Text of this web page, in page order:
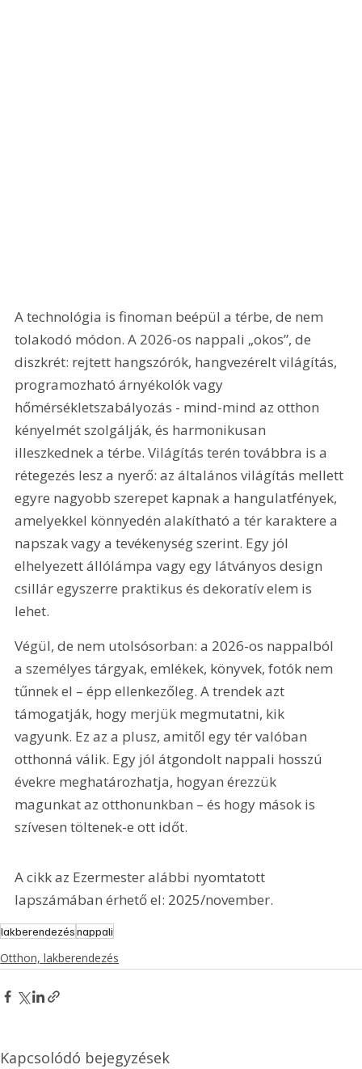
A technológia is finoman beépül a térbe, de nem
tolakodó módon. A 2026-os nappali „okos”, de
diszkrét: rejtett hangszórók, hangvezérelt világítás,
programozható árnyékolók vagy
hőmérsékletszabályozás - mind-mind az otthon
kényelmét szolgálják, és harmonikusan
illeszkednek a térbe. Világítás terén továbbra is a
rétegezés lesz a nyerő: az általános világítás mellett
egyre nagyobb szerepet kapnak a hangulatfények,
amelyekkel könnyedén alakítható a tér karaktere a
napszak vagy a tevékenység szerint. Egy jól
elhelyezett állólámpa vagy egy látványos design
csillár egyszerre praktikus és dekoratív elem is
lehet.
Végül, de nem utolsósorban: a 2026-os nappalból
a személyes tárgyak, emlékek, könyvek, fotók nem
tűnnek el – épp ellenkezőleg. A trendek azt
támogatják, hogy merjük megmutatni, kik
vagyunk. Ez az a plusz, amitől egy tér valóban
otthonná válik. Egy jól átgondolt nappali hosszú
évekre meghatározhatja, hogyan érezzük
magunkat az otthonunkban – és hogy mások is
szívesen töltenek-e ott időt.
A cikk az Ezermester alábbi nyomtatott
lapszámában érhető el: 2025/november.
lakberendezésnappali
Otthon, lakberendezés
Kapcsolódó bejegyzések